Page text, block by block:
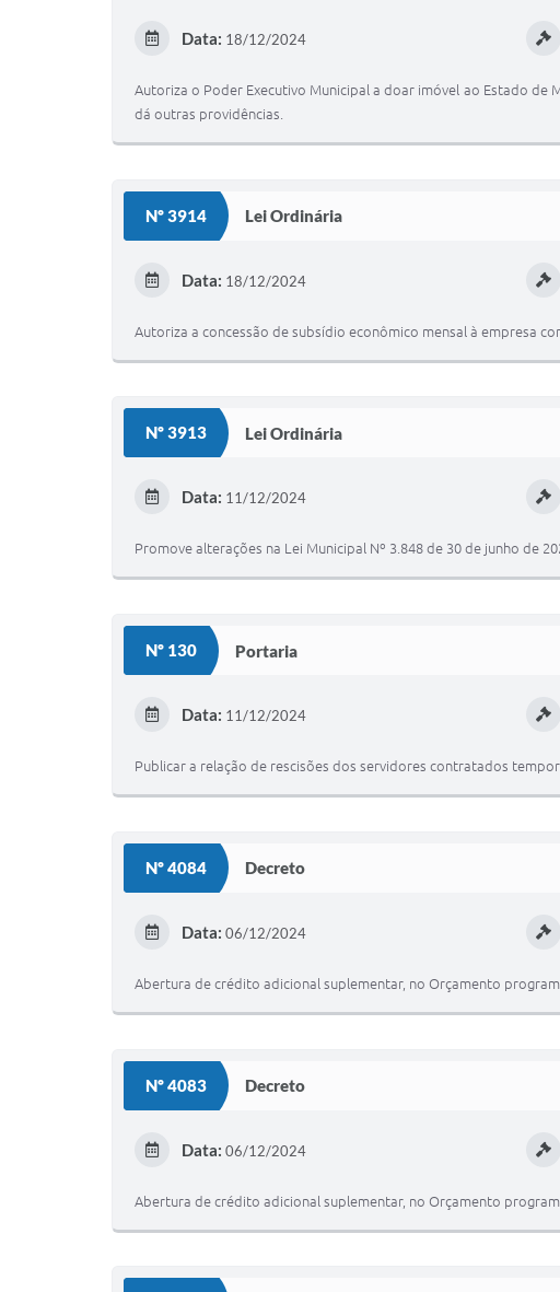
Data: 18/12/2024
Autoriza o Poder Executivo Municipal a doar imóvel ao Estado de
dá outras providências.
Nº 3914 Lei Ordinária
Data: 18/12/2024
Autoriza a concessão de subsídio econômico mensal à empresa
Nº 3913 Lei Ordinária
Data: 11/12/2024
Promove alterações na Lei Municipal Nº 3.848 de 30 de junho de
Nº 130 Portaria
Data: 11/12/2024
Publicar a relação de rescisões dos servidores contratados
Nº 4084 Decreto
Data: 06/12/2024
Abertura de crédito adicional suplementar, no Orçamento
Nº 4083 Decreto
Data: 06/12/2024
Abertura de crédito adicional suplementar, no Orçamento